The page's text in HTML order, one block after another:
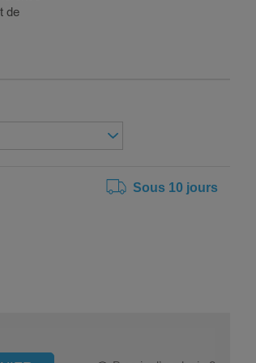
de
Sous 10 jours